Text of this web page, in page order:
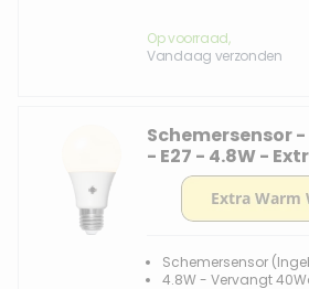
Op voorraad,
Vandaag verzonden
Schemersensor
- E27 - 4.8W -
2700K - Opaal
Schemersensor
4.8W - Vervangt